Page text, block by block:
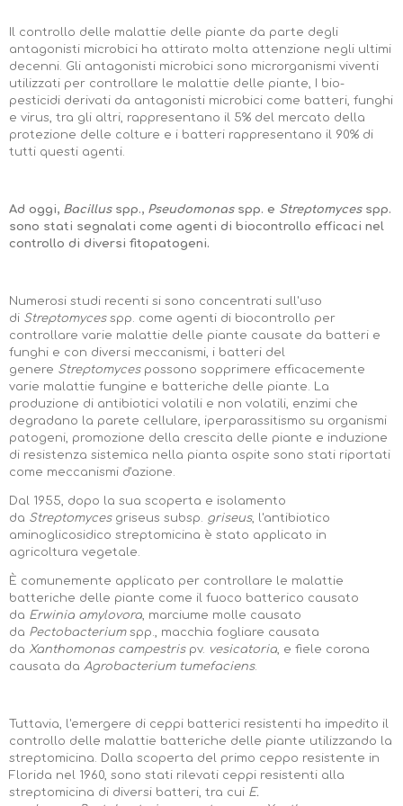
Il controllo delle malattie delle piante da parte degli
antagonisti microbici ha attirato molta attenzione negli ultimi
decenni. Gli antagonisti microbici sono microrganismi viventi
utilizzati per controllare le malattie delle piante, I bio-
pesticidi derivati da antagonisti microbici come batteri, funghi
e virus, tra gli altri, rappresentano il 5% del mercato della
protezione delle colture e i batteri rappresentano il 90% di
tutti questi agenti.
Ad oggi, Bacillusspp., Pseudomonasspp. e Streptomycesspp.
sono stati segnalati come agenti di biocontrollo efficaci nel
controllo di diversi fitopatogeni.
Numerosi studi recenti si sono concentrati sull'uso
di Streptomyces spp. come agenti di biocontrollo per
controllare varie malattie delle piante causate da batteri e
funghi e con diversi meccanismi, i batteri del
genere Streptomyces possono sopprimere efficacemente
varie malattie fungine e batteriche delle piante. La
produzione di antibiotici volatili e non volatili, enzimi che
degradano la parete cellulare, iperparassitismo su organismi
patogeni, promozione della crescita delle piante e induzione
di resistenza sistemica nella pianta ospite sono stati riportati
come meccanismi d'azione.
Dal 1955, dopo la sua scoperta e isolamento
da Streptomyces griseus subsp. griseus, l'antibiotico
aminoglicosidico streptomicina è stato applicato in
agricoltura vegetale.
È comunemente applicato per controllare le malattie
batteriche delle piante come il fuoco batterico causato
da Erwinia amylovora , marciume molle causato
da Pectobacterium spp., macchia fogliare causata
da Xanthomonas campestris pv. vesicatoria , e fiele corona
causata da Agrobacterium tumefaciens.
Tuttavia, l'emergere di ceppi batterici resistenti ha impedito il
controllo delle malattie batteriche delle piante utilizzando la
streptomicina. Dalla scoperta del primo ceppo resistente in
Florida nel 1960, sono stati rilevati ceppi resistenti alla
streptomicina di diversi batteri, tra cui E.